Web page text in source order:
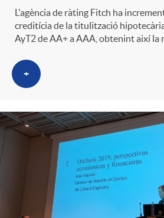
L'agència de ràting Fitch ha
creditícia de la titulització
AyT2 de AA+ a AAA, obtenint així la
+